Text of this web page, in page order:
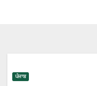
ਪੰਜਾਬ